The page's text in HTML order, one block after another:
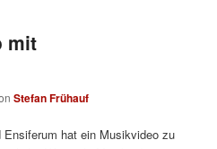
mit
Stefan Frühauf
hat ein Musikvideo zu